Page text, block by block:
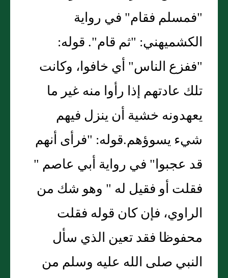
"فمسلم فقام" في رواية
الكشميهني: "ثم قام". قوله:
"ففزع الناس" أي خافوا، وكانت
تلك عادتهم إذا رأوا منه غير ما
يعهدونه خشية أن ينزل فيهم
شيء يسوؤهم.قوله: "فرأى أنهم
قد عجبوا" في رواية أبي عاصم "
فقلت أو فقيل له " وهو شك من
الراوي، فإن كان قوله فقلت
محفوظا فقد تعين الذي سأل
النبي صلى الله عليه وسلم من